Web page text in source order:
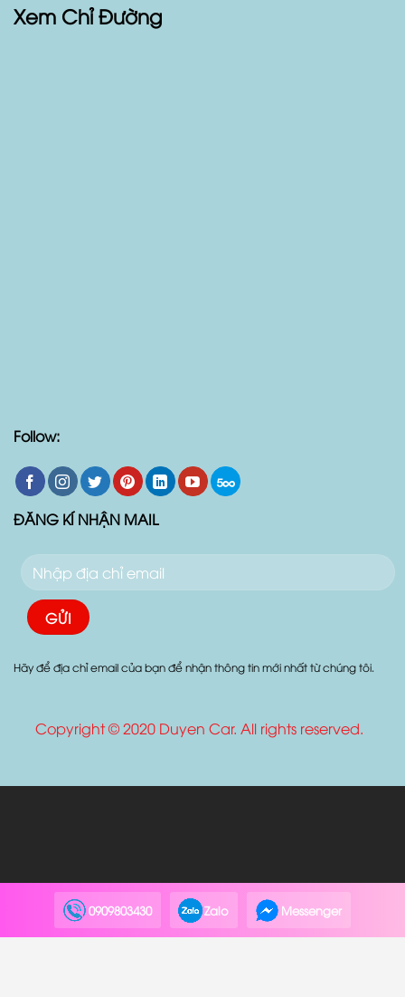
0909803430 Zalo Messenger
Xem Chỉ Đường
Follow:
ĐĂNG KÍ NHẬN MAIL
Hãy để địa chỉ email của bạn để nhận thông tin mới nhất từ chúng tôi.
Copyright © 2020 Duyen Car. All rights reserved.